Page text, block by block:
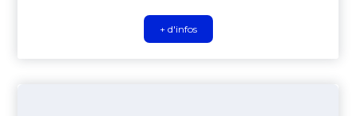
+ d'infos